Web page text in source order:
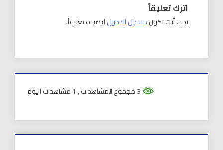
اترك تعليقاً
يجب أنت تكونمسجل الدخوللتضيف تعليقاً.
, 1 مشاهدات اليوم